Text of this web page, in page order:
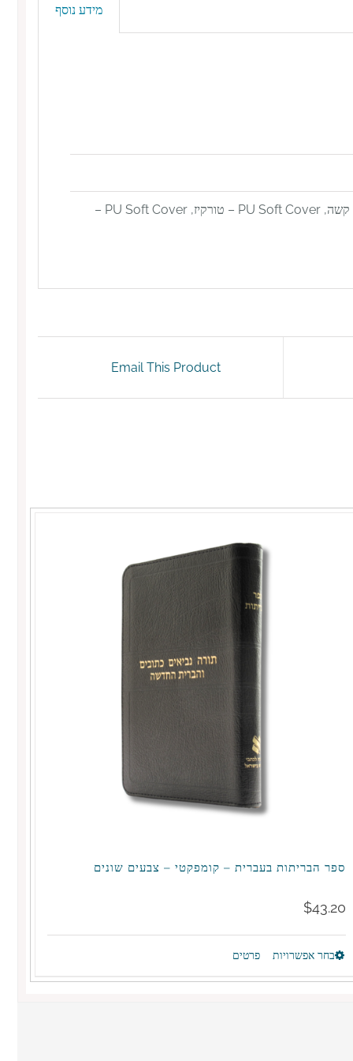
מידע נוסף
Bonded Leather Soft cover – כריכת עור רכה, Hard Cover – כריכה קשה, PU Soft Cover – טורקיז, PU Soft Cover –
Email This Product
ספר הבריתות בעברית – קומפקטי – צבעים שונים
$43.20
בחר אפשרויותלמוצר
פרטים